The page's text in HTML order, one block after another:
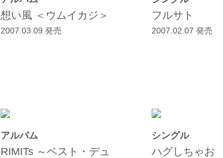
想い風 ＜ウムイカジ＞
2007.03.09 発売
フルサト
2007.02.07 発売
アルバム
RIMITs ～ベスト・デュ
シングル
ハグしちゃお